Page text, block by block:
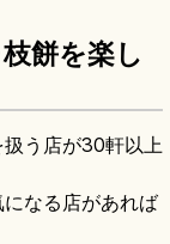
餅を楽し
う店が30軒以上
なる店があれば